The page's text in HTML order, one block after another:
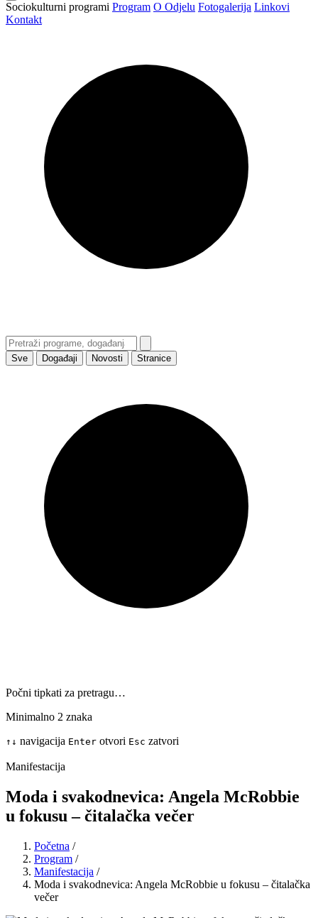
Sociokulturni programi Program O Odjelu Fotogalerija Linkovi
Kontakt
Sve Događaji Novosti Stranice
Počni tipkati za pretragu…
Minimalno 2 znaka
↑ ↓ navigacija Enter otvori Esc zatvori
Manifestacija
Moda i svakodnevica: Angela McRobbie
u fokusu – čitalačka večer
Početna /
Program /
Manifestacija /
Moda i svakodnevica: Angela McRobbie u fokusu – čitalačka
večer